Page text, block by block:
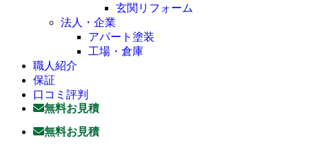
玄関リフォーム
法人・企業
アパート塗装
工場・倉庫
職人紹介
保証
口コミ評判
無料お見積
無料お見積